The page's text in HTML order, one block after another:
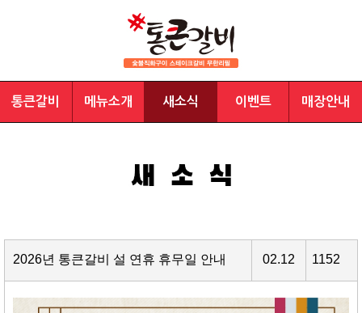
통큰갈비 메뉴소개 새소식 이벤트 매장안내
2026년 통큰갈비 설 연휴 휴무일 안내 02.12 1152